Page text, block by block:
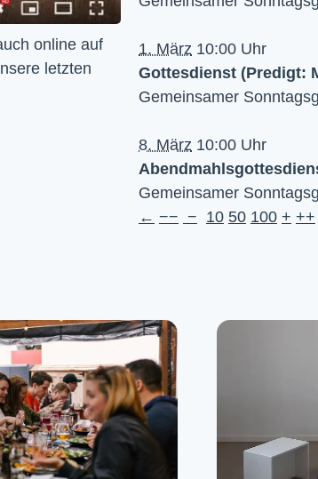
letzten
1. März 10:00 Uhr
Gottesdienst (Predigt:
Gemeinsamer
8. März 10:00 Uhr
Gemeinsamer
← −− − 10 50 100 + ++